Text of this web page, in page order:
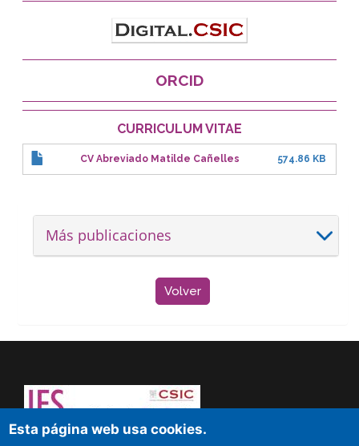
ORCID
CURRICULUM VITAE
CV Abreviado Matilde Cañelles 574.86 KB
Más publicaciones
Volver
¡Atrévete a pensar! Sapere aude
Esta página web usa cookies.